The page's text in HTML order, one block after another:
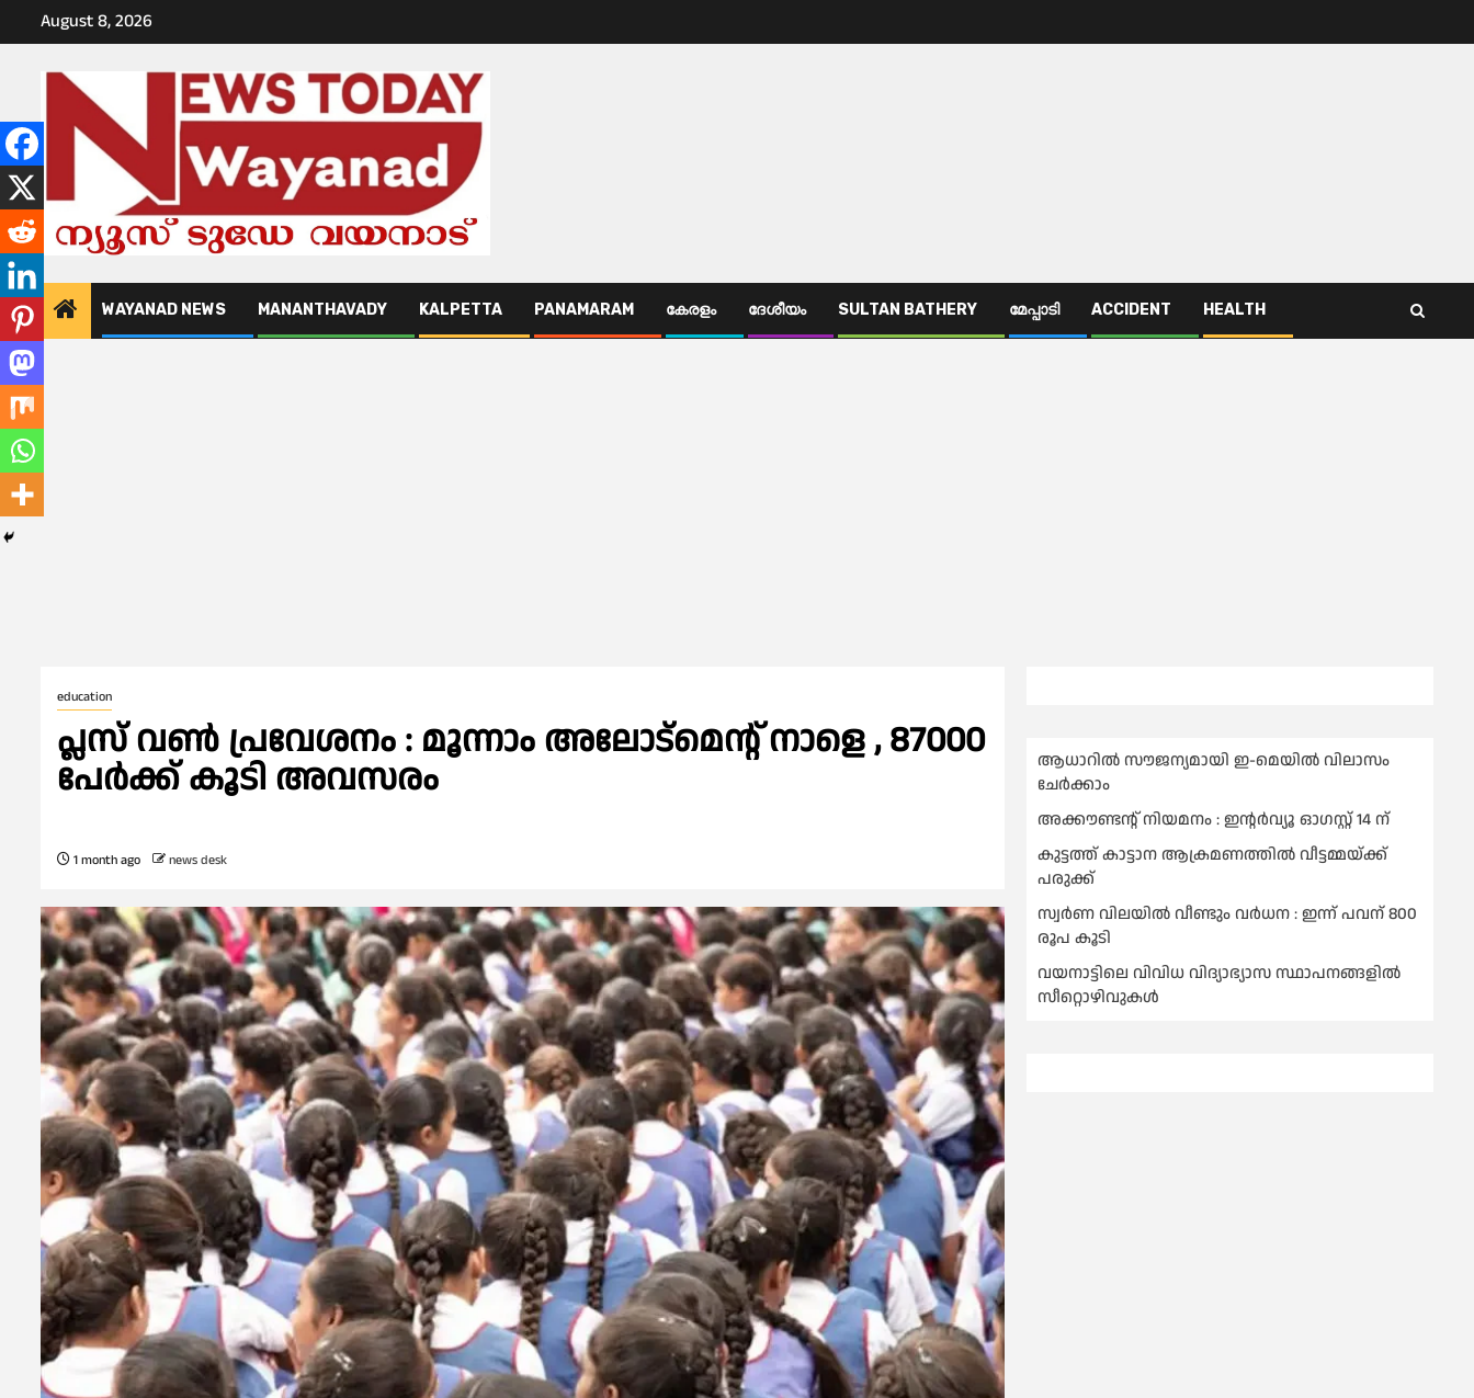
to
August 8, 2026
WAYANAD NEWS MANANTHAVADY KALPETTA PANAMARAM കേരളം ദേശീയം SULTAN BATHERY മേപ്പാടി ACCIDENT HEALTH
education
പ്ലസ് വൺ പ്രവേശനം : മൂന്നാം അലോട്‌മെൻ്റ് നാളെ , 87000
പേർക്ക് കൂടി അവസരം
1 month ago news desk
ആധാറിൽ സൗജന്യമായി ഇ-മെയിൽ വിലാസം
ചേർക്കാം
അക്കൗണ്ടന്റ് നിയമനം : ഇൻ്റർവ്യൂ ഓഗസ്റ്റ് 14 ന്
കുട്ടത്ത് കാട്ടാന ആക്രമണത്തിൽ വീട്ടമ്മയ്ക്ക്
പരുക്ക്
സ്വർണ വിലയില്‍ വീണ്ടും വർധന : ഇന്ന് പവന് 800
രൂപ കൂടി
വയനാട്ടിലെ വിവിധ വിദ്യാഭ്യാസ സ്ഥാപനങ്ങളിൽ
സീറ്റൊഴിവുകൾ